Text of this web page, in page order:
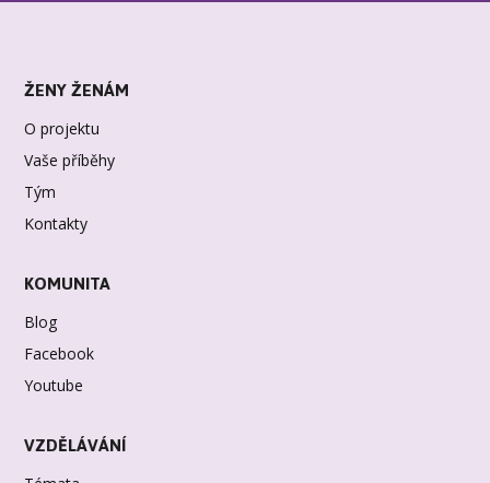
ŽENY ŽENÁM
O projektu
Vaše příběhy
Tým
Kontakty
KOMUNITA
Blog
Facebook
Youtube
VZDĚLÁVÁNÍ